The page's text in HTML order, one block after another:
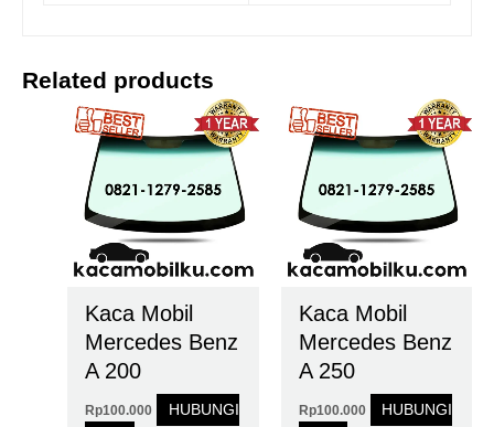
Related products
Kaca Mobil
Mercedes Benz
A 200
Rp100.000
HUBUNGI
Kaca Mobil
Mercedes Benz
A 250
Rp100.000
HUBUNGI